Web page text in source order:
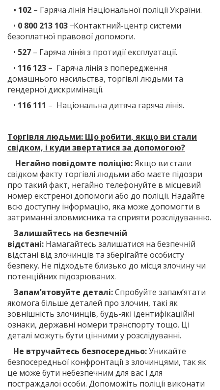
• 102 – Гаряча лінія Національної поліції України.
• 0 800 213 103̶ Контактний-центр системи
безоплатної правової допомоги.
• 527 – Гаряча лінія з протидії експлуатації.
• 116 123 – Гаряча лінія з попередження
домашнього насильства, торгівлі людьми та
гендерної дискримінації.
• 116 111 – Національна дитяча гаряча лінія.
Торгівля людьми: Що робити, якщо ви стали
свідком, і куди звертатися за допомогою?
Негайно повідомте поліцію:Якщо ви стали
свідком факту торгівлі людьми або маєте підозри
про такий факт, негайно телефонуйте в місцевий
номер екстреної допомоги або до поліції. Надайте
всю доступну інформацію, яка може допомогти в
затриманні зловмисника та сприяти розслідуванню.
Залишайтесь на безпечній
відстані: Намагайтесь залишатися на безпечній
відстані від злочинців та зберігайте особисту
безпеку. Не підходьте близько до місця злочину чи
потенційних підозрюваних.
Запам’ятовуйте деталі:Спробуйте запам’ятати
якомога більше деталей про злочин, такі як
зовнішність злочинців, будь-які ідентифікаційні
ознаки, державні номери транспорту тощо. Ці
деталі можуть бути цінними у розслідуванні.
Не втручайтесь безпосередньо:Уникайте
безпосередньої конфронтації з злочинцями, так як
це може бути небезпечним для вас і для
постраждалої особи. Допоможіть поліції виконати